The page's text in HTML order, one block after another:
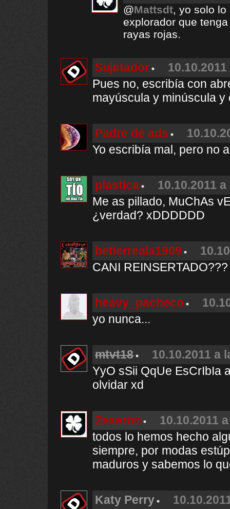
@Mattsdt, yo solo
explorador que
rayas rojas.
Sujetador
Pues no, escribía con
mayúscula y minúscula
Padre de ads
Yo escribía mal, pero no
plastica
10.10.2011
Me as pillado, MuChAs
¿verdad? xDDDDDD
betierreala1909
CANI
heavy_pacheco
yo nunca...
mtvt18
10.10.2011 a
YyO sSii QqUe EsCrIbIa
olvidar xd
Zexeron
10.10.2011
todos lo hemos hecho
siempre, por modas
maduros y sabemos lo
Katy Perry